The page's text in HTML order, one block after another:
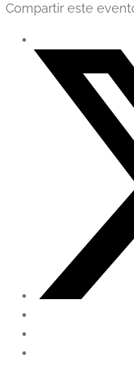
Compartir este